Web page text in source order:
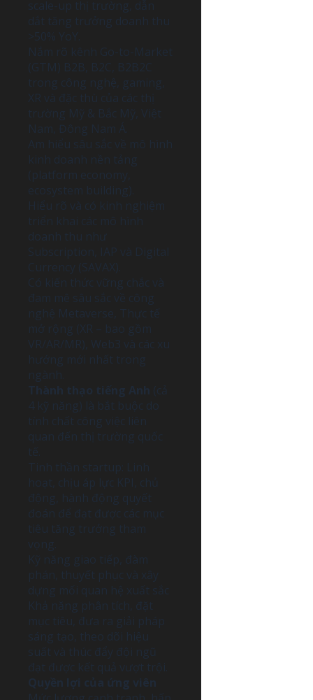
scale-up thị trường, dẫn
dắt tăng trưởng doanh thu
>50% YoY.
Nắm rõ kênh Go-to-Market
(GTM) B2B, B2C, B2B2C
trong công nghệ, gaming,
XR và đặc thù của các thị
trường Mỹ & Bắc Mỹ, Việt
Nam, Đông Nam Á.
Am hiểu sâu sắc về mô hình
kinh doanh nền tảng
(platform economy,
ecosystem building).
Hiểu rõ và có kinh nghiệm
triển khai các mô hình
doanh thu như
Subscription, IAP và Digital
Currency (SAVAX).
Có kiến thức vững chắc và
đam mê sâu sắc về công
nghệ Metaverse, Thực tế
mở rộng (XR – bao gồm
VR/AR/MR), Web3 và các xu
hướng mới nhất trong
ngành.
Thành thạo tiếng Anh (cả
4 kỹ năng) là bắt buộc do
tính chất công việc liên
quan đến thị trường quốc
tế.
Tinh thần startup: Linh
hoạt, chịu áp lực KPI, chủ
động, hành động quyết
đoán để đạt được các mục
tiêu tăng trưởng tham
vọng.
Kỹ năng giao tiếp, đàm
phán, thuyết phục và xây
dựng mối quan hệ xuất sắc
Khả năng phân tích, đặt
mục tiêu, đưa ra giải pháp
sáng tạo, theo dõi hiệu
suất và thúc đẩy đội ngũ
đạt được kết quả vượt trội.
Quyền lợi của ứng viên